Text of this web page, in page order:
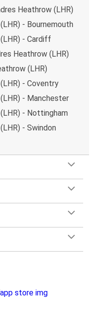
Heathrow (LHR)
- Bournemouth
- Cardiff
Heathrow (LHR)
(LHR)
- Coventry
- Manchester
- Nottingham
- Swindon